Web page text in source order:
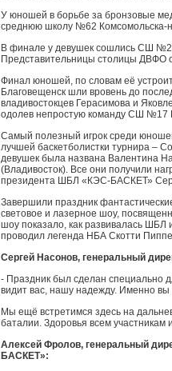
У юношей в борьбе за бронзовые
среднюю школу №62 Комсомольска-
В финале у девушек сошлись СШ
Представительницы столицы ДВФО
Финал юношей, по словам её
Благовещенск шли вровень до
владивостокцев Герасимова и
одолев непростую команду СШ №17
Самый полезный игрок среди
лучшей баскетболистки турнира –
девушек была названа Валентина
(Владивосток). Все они получили
президента ШБЛ «КЭС-БАСКЕТ»
Завершили праздник
световое и лазерное шоу,
шоу показало, как развивалась ШБЛ
проводил легенда НБА Скотти
Сергей Насонов, генеральный
- Праздник был сделан специально
видит вас, нашу надежду. Именно
Мы ещё встретимся здесь на
баталии. Здоровья всем участникам
Алексей Фролов, генеральный
БАСКЕТ»: